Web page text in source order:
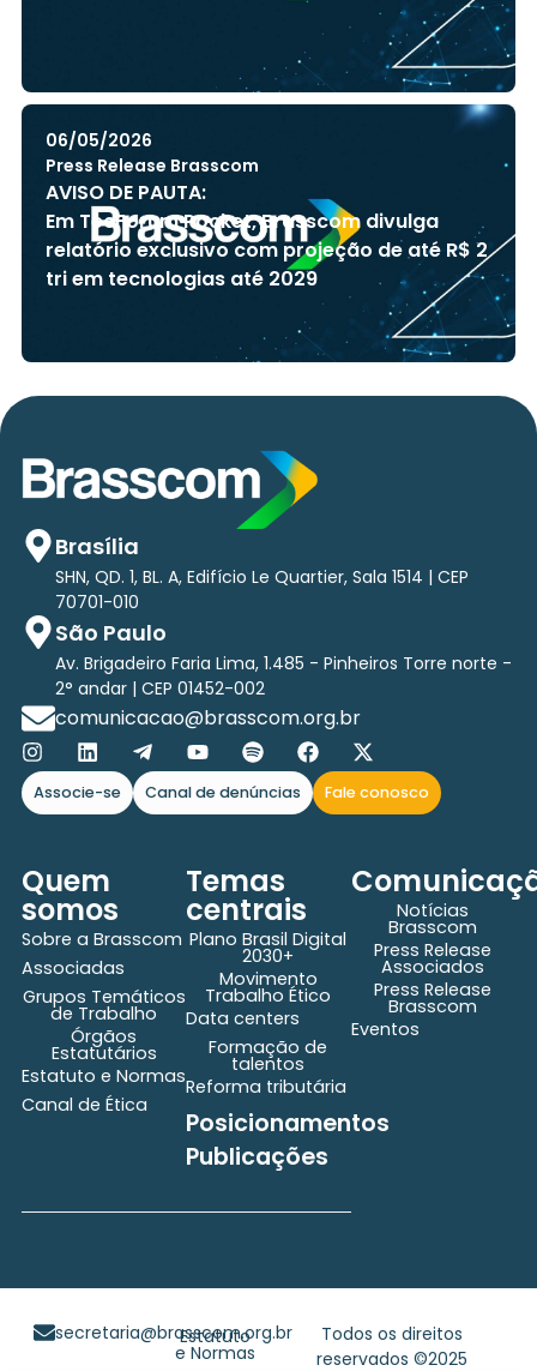
06/05/2026
Press Release Brasscom
AVISO DE PAUTA:
Em TecForum Pocket, Brasscom divulga
relatório exclusivo com projeção de até R$ 2
tri em tecnologias até 2029
Brasília
SHN, QD. 1, BL. A, Edifício Le Quartier, Sala 1514 | CEP
70701-010
São Paulo
Av. Brigadeiro Faria Lima, 1.485 - Pinheiros Torre norte -
2° andar | CEP 01452-002
comunicacao@brasscom.org.br
Associe-se Canal de denúncias Fale conosco
Quem
somos
Sobre a Brasscom
Associadas
Grupos Temáticos
de Trabalho
Órgãos
Estatutários
Estatuto e Normas
Canal de Ética
Temas
centrais
Plano Brasil Digital
2030+
Movimento
Trabalho Ético
Data centers
Formação de
talentos
Reforma tributária
Posicionamentos
Publicações
Notícias
Brasscom
Press Release
Associados
Press Release
Brasscom
Eventos
Todos os direitos
reservados ©2025
secretaria@brasscom.org.br
Estatuto
e Normas